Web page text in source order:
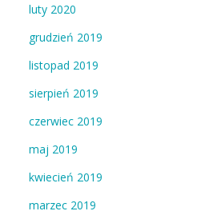
luty 2020
grudzień 2019
listopad 2019
sierpień 2019
czerwiec 2019
maj 2019
kwiecień 2019
marzec 2019